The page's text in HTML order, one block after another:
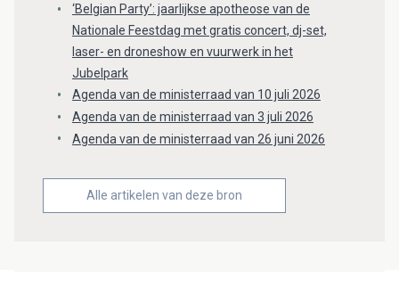
‘Belgian Party’: jaarlijkse apotheose van de
Nationale Feestdag met gratis concert, dj-set,
laser- en droneshow en vuurwerk in het
Jubelpark
Agenda van de ministerraad van 10 juli 2026
Agenda van de ministerraad van 3 juli 2026
Agenda van de ministerraad van 26 juni 2026
Alle artikelen van deze bron